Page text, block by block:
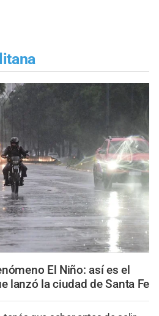
El Niño: así es el
lanzó la ciudad de Santa Fe